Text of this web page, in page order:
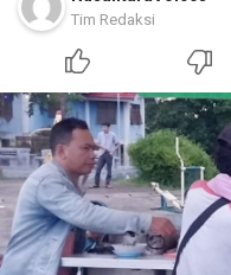
Tim Redaksi